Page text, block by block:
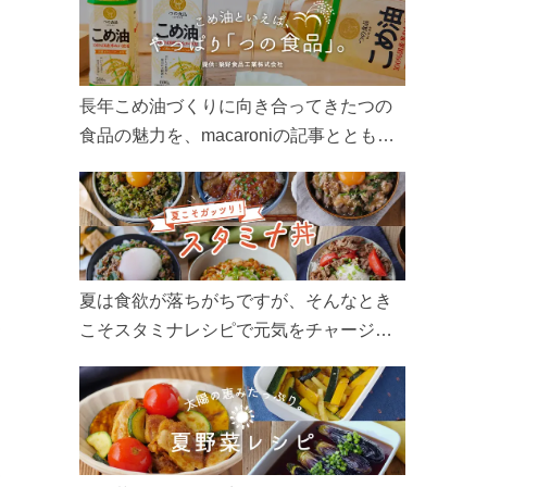
長年こめ油づくりに向き合ってきたつの
食品の魅力を、macaroniの記事とともに
ん、製造現場や品質へのこだわりまで。
こめ油をもっと好きになるコンテンツを
ぜひお楽しみください。
夏は食欲が落ちがちですが、そんなとき
こそスタミナレシピで元気をチャージ！
リ食べて、夏バテを吹き飛ばしましょ
う！